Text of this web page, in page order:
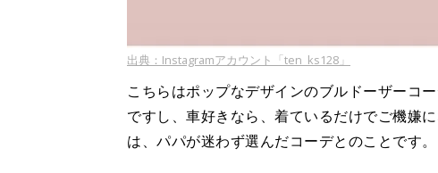
出典：Instagramアカウント「ten_ks128」
こちらはポップなデザインのブルドーザーコ
ですし、車好きなら、着ているだけでご機嫌
は、パパが迷わず選んだコーデとのことです。